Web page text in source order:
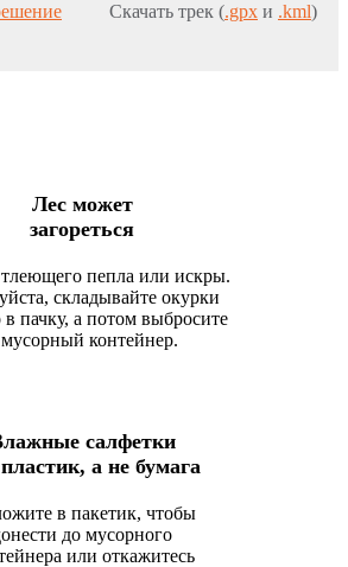
Скачать трек (.gpx и .kml)
Лес может
загореться
пепла или искры.
складывайте окурки
в пачку, а потом выбросите
контейнер.
салфетки
а не бумага
в пакетик, чтобы
до мусорного
или откажитесь